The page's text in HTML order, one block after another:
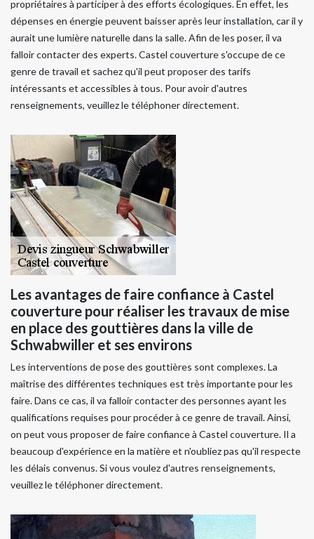
propriétaires à participer à des efforts écologiques. En effet, les
dépenses en énergie peuvent baisser après leur installation, car il y
aurait une lumière naturelle dans la salle. Afin de les poser, il va
falloir contacter des experts. Castel couverture s'occupe de ce
genre de travail et sachez qu'il peut proposer des tarifs
intéressants et accessibles à tous. Pour avoir d'autres
renseignements, veuillez le téléphoner directement.
Les avantages de faire confiance à Castel
couverture pour réaliser les travaux de mise
en place des gouttières dans la ville de
Schwabwiller et ses environs
Les interventions de pose des gouttières sont complexes. La
maîtrise des différentes techniques est très importante pour les
faire. Dans ce cas, il va falloir contacter des personnes ayant les
qualifications requises pour procéder à ce genre de travail. Ainsi,
on peut vous proposer de faire confiance à Castel couverture. Il a
beaucoup d'expérience en la matière et n'oubliez pas qu'il respecte
les délais convenus. Si vous voulez d'autres renseignements,
veuillez le téléphoner directement.